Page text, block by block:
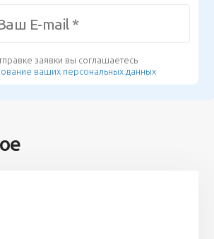
заявки вы соглашаетесь
ваших персональных данных